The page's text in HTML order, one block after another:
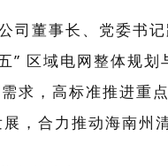
司董事长、党委书
” 区域电网整体规划
求，高标准推进重
，合力推动海南州